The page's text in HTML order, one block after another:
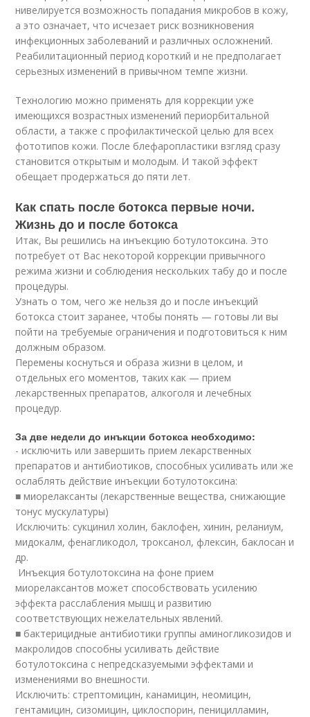
нивелируется возможность попадания микробов в кожу,
а это означает, что исчезает риск возникновения
инфекционных заболеваний и различных осложнений.
Реабилитационный период короткий и не предполагает
серьезных изменений в привычном темпе жизни.
Технологию можно применять для коррекции уже
имеющихся возрастных изменений периорбитальной
области, а также с профилактической целью для всех
фототипов кожи. После блефаропластики взгляд сразу
становится открытым и молодым. И такой эффект
обещает продержаться до пяти лет.
Как спать после ботокса первые ночи.
Жизнь до и после ботокса
Итак, Вы решились на инъекцию ботулотоксина. Это
потребует от Вас некоторой коррекции привычного
режима жизни и соблюдения нескольких табу до и после
процедуры.
Узнать о том, чего же нельзя до и после инъекций
ботокса стоит заранее, чтобы понять — готовы ли вы
пойти на требуемые ограничения и подготовиться к ним
должным образом.
Перемены коснуться и образа жизни в целом, и
отдельных его моментов, таких как — прием
лекарственных препаратов, алкоголя и лечебных
процедур.
За две недели до инъкции ботокса необходимо:
- исключить или завершить прием лекарственных
препаратов и антибиотиков, способных усиливать или же
ослаблять действие инъекции ботулотоксина:
■ миорелаксанты (лекарственные вещества, снижающие
тонус мускулатуры)
Исключить: сукцинил холин, баклофен, хинин, реланиум,
мидокалм, фенагликодол, троксанол, флексин, баклосан и
др.
Инъекция ботулотоксина на фоне прием
миорелаксантов может способствовать усилению
эффекта расслабления мышц и развитию
соответствующих нежелательных явлений.
■ бактерицидные антибиотики группы аминогликозидов и
макролидов способны усиливать действие
ботулотоксина с непредсказуемыми эффектами и
изменениями во внешности.
Исключить: стрептомицин, канамицин, неомицин,
гентамицин, сизомицин, циклоспорин, пеницилламин,